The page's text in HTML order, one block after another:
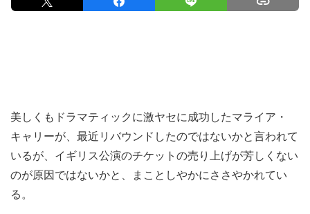
美しくもドラマティックに激ヤセに成功したマライア・
キャリーが、最近リバウンドしたのではないかと言われて
いるが、イギリス公演のチケットの売り上げが芳しくない
のが原因ではないかと、まことしやかにささやかれてい
る。